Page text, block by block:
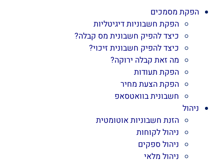
הפקת מסמכים
הפקת חשבוניות דיגיטליות
כיצד להפיק חשבונית מס קבלה?
כיצד להפיק חשבונית זיכוי?
מה זאת קבלה ירוקה?
הפקת תעודות
הפקת הצעת מחיר
חשבונית בוואטסאפ
ניהול
הזנת חשבוניות אוטומטית
ניהול לקוחות
ניהול ספקים
ניהול מלאי